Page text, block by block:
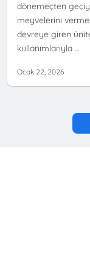
dönemeçten
meyvelerini
devreye giren
kullanımlarıyla …
Ocak 22, 2026